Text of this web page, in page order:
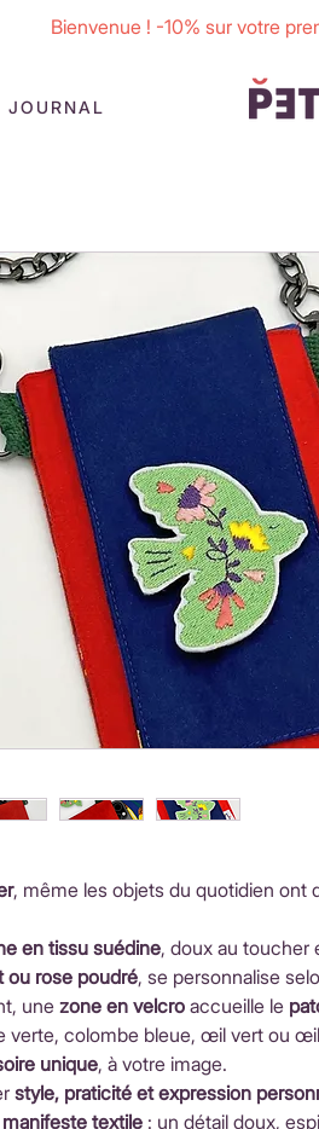
Bienvenue ! -10% sur votre
JOURNAL
, même les objets du quotidien ont
en tissu suédine, doux au toucher
ou rose poudré, se personnalise
une zone en velcro accueille le
verte, colombe bleue, œil vert ou
unique, à votre image.
style, praticité et expression
textile : un détail doux,